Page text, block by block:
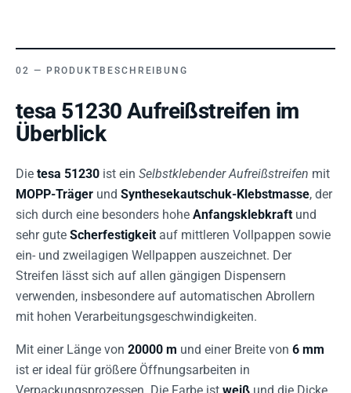
PRODUKTBESCHREIBUNG
tesa 51230 Aufreißstreifen im
Überblick
Die tesa 51230 ist ein Selbstklebender Aufreißstreifen mit
MOPP-Träger und Synthesekautschuk-Klebstmasse, der
sich durch eine besonders hohe Anfangsklebkraft und
sehr gute Scherfestigkeit auf mittleren Vollpappen sowie
ein- und zweilagigen Wellpappen auszeichnet. Der
Streifen lässt sich auf allen gängigen Dispensern
verwenden, insbesondere auf automatischen Abrollern
mit hohen Verarbeitungsgeschwindigkeiten.
Mit einer Länge von 20000 m und einer Breite von 6 mm
ist er ideal für größere Öffnungsarbeiten in